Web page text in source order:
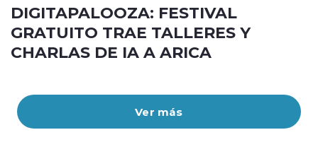
Ver más
DIGITAPALOOZA: FESTIVAL
GRATUITO TRAE TALLERES Y
CHARLAS DE IA A ARICA